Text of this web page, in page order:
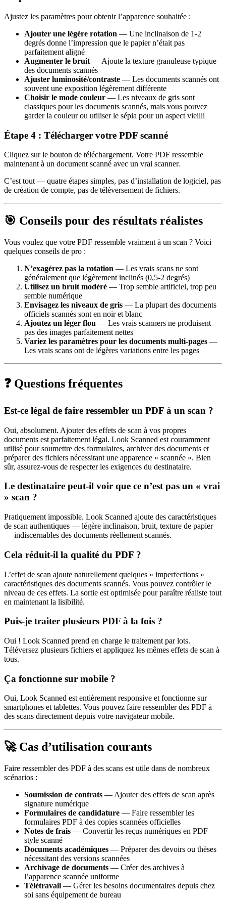
Ajustez les paramètres pour obtenir l’apparence souhaitée :
Ajouter une légère rotation — Une inclinaison de 1-2
degrés donne l’impression que le papier n’était pas
parfaitement aligné
Augmenter le bruit — Ajoute la texture granuleuse typique
des documents scannés
Ajuster luminosité/contraste — Les documents scannés ont
souvent une exposition légèrement différente
Choisir le mode couleur — Les niveaux de gris sont
classiques pour les documents scannés, mais vous pouvez
garder la couleur ou utiliser le sépia pour un aspect vieilli
Étape 4 : Télécharger votre PDF scanné
Cliquez sur le bouton de téléchargement. Votre PDF ressemble
maintenant à un document scanné avec un vrai scanner.
C’est tout — quatre étapes simples, pas d’installation de logiciel, pas
de création de compte, pas de téléversement de fichiers.
🎯 Conseils pour des résultats réalistes
Vous voulez que votre PDF ressemble vraiment à un scan ? Voici
quelques conseils de pro :
N’exagérez pas la rotation — Les vrais scans ne sont
généralement que légèrement inclinés (0,5-2 degrés)
Utilisez un bruit modéré — Trop semble artificiel, trop peu
semble numérique
Envisagez les niveaux de gris — La plupart des documents
officiels scannés sont en noir et blanc
Ajoutez un léger flou — Les vrais scanners ne produisent
pas des images parfaitement nettes
Variez les paramètres pour les documents multi-pages —
Les vrais scans ont de légères variations entre les pages
❓ Questions fréquentes
Est-ce légal de faire ressembler un PDF à un scan ?
Oui, absolument. Ajouter des effets de scan à vos propres
documents est parfaitement légal. Look Scanned est couramment
utilisé pour soumettre des formulaires, archiver des documents et
préparer des fichiers nécessitant une apparence « scannée ». Bien
sûr, assurez-vous de respecter les exigences du destinataire.
Le destinataire peut-il voir que ce n’est pas un « vrai
» scan ?
Pratiquement impossible. Look Scanned ajoute des caractéristiques
de scan authentiques — légère inclinaison, bruit, texture de papier
— indiscernables des documents réellement scannés.
Cela réduit-il la qualité du PDF ?
L’effet de scan ajoute naturellement quelques « imperfections »
caractéristiques des documents scannés. Vous pouvez contrôler le
niveau de ces effets. La sortie est optimisée pour paraître réaliste tout
en maintenant la lisibilité.
Puis-je traiter plusieurs PDF à la fois ?
Oui ! Look Scanned prend en charge le traitement par lots.
Téléversez plusieurs fichiers et appliquez les mêmes effets de scan à
tous.
Ça fonctionne sur mobile ?
Oui, Look Scanned est entièrement responsive et fonctionne sur
smartphones et tablettes. Vous pouvez faire ressembler des PDF à
des scans directement depuis votre navigateur mobile.
🚀 Cas d’utilisation courants
Faire ressembler des PDF à des scans est utile dans de nombreux
scénarios :
Soumission de contrats — Ajouter des effets de scan après
signature numérique
Formulaires de candidature — Faire ressembler les
formulaires PDF à des copies scannées officielles
Notes de frais — Convertir les reçus numériques en PDF
style scanné
Documents académiques — Préparer des devoirs ou thèses
nécessitant des versions scannées
Archivage de documents — Créer des archives à
l’apparence scannée uniforme
Télétravail — Gérer les besoins documentaires depuis chez
soi sans équipement de bureau